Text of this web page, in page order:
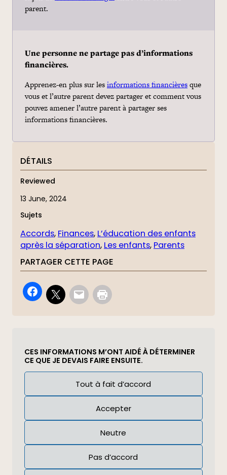
parent.
Une personne ne partage pas d’informations
financières.
Apprenez-en plus sur lesinformations financièresque
vous et l’autre parent devez partager et comment vous
pouvez amener l’autre parent à partager ses
informations financières.
DÉTAILS
Reviewed
13 June, 2024
Sujets
Accords, Finances, L’éducation des enfants
après la séparation, Les enfants, Parents
PARTAGER CETTE PAGE
CES INFORMATIONS M’ONT AIDÉ À DÉTERMINER
CE QUE JE DEVAIS FAIRE ENSUITE.
Tout à fait d’accord
Accepter
Neutre
Pas d’accord